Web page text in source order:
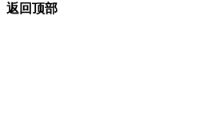
返回顶部